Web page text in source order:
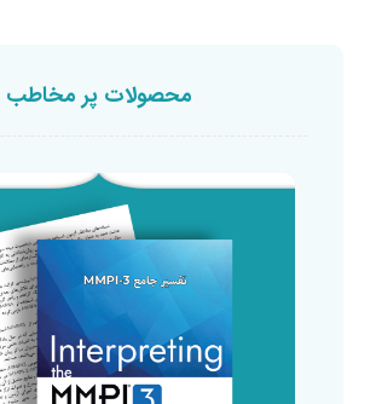
محصولات پر مخاطب